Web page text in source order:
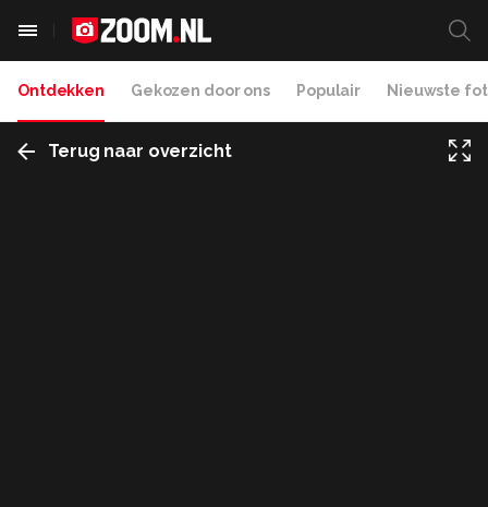
Ontdekken Gekozen door ons Populair Nieuwste
Terug naar overzicht